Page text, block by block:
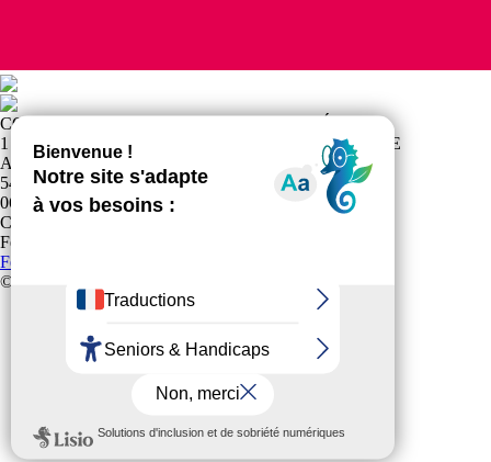
COEUR ENTRETIEN PHYSIQUE ADAPTÉ
1 RUE DE LA HAUTE BORNE MAISON DE LA VIE
ASSOCIATIVE MVA
54230 NEUVES MAISONS
0699102585
Club affilié à la
Fédération Française Sports pour Tous
Fédération Française Sports pour Tous
© 2024 Tous Droits Réservés